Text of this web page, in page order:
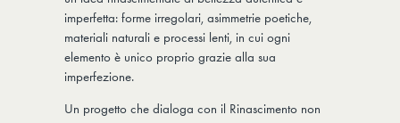
imperfetta: forme irregolari, asimmetrie poetiche,
materiali naturali e processi lenti, in cui ogni
elemento è unico proprio grazie alla sua
imperfezione.
Un progetto che dialoga con il Rinascimento non